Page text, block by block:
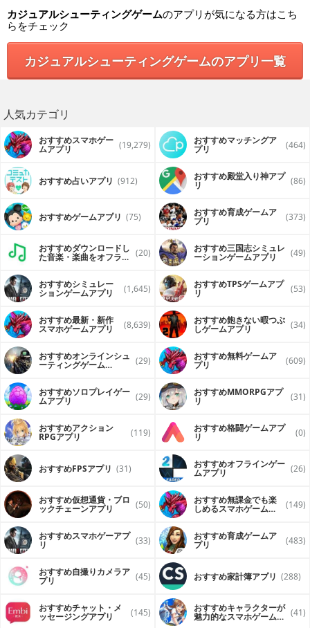
カジュアルシューティングゲームのアプリが気になる方はこち
らをチェック
カジュアルシューティングゲームのアプリ一覧
人気カテゴリ
おすすめスマホゲー
ムアプリ (19,279) おすすめマッチングア
プリ (464)
おすすめ占いアプリ (912) おすすめ殿堂入り神アプ
リ (86)
おすすめゲームアプリ (75) おすすめ育成ゲームア
プリ (373)
おすすめダウンロードし
た音楽・楽曲をオフライ (20) おすすめ三国志シミュレ
ーションゲームアプリ (49)
おすすめシミュレー
ションゲームアプリ (1,645) おすすめTPSゲームアプ
リ (53)
おすすめ最新・新作
スマホゲームアプリ (8,639) おすすめ飽きない暇つぶ
しゲームアプリ (34)
おすすめオンラインシュ
ーティングゲーム (29) おすすめ無料ゲームア
プリ (609)
おすすめソロプレイゲー
ムアプリ (29) おすすめ MMORPGアプ
リ (31)
おすすめアクション
RPGアプリ (119) おすすめ格闘ゲームアプ
リ (0)
おすすめFPSアプリ (31) おすすめオフラインゲー
ムアプリ (26)
おすすめ仮想通貨・ブロ
ックチェーンアプリ (50) おすすめ無課金でも楽
しめるスマホゲームア (149)
おすすめスマホゲーアプ
リ (33) おすすめ育成ゲームア
プリ (483)
おすすめ自撮りカメラア
プリ (45) おすすめ家計簿アプリ (288)
おすすめチャット・メ
ッセージングアプリ (145) おすすめキャラクターが
魅力的なスマホゲームア (41)